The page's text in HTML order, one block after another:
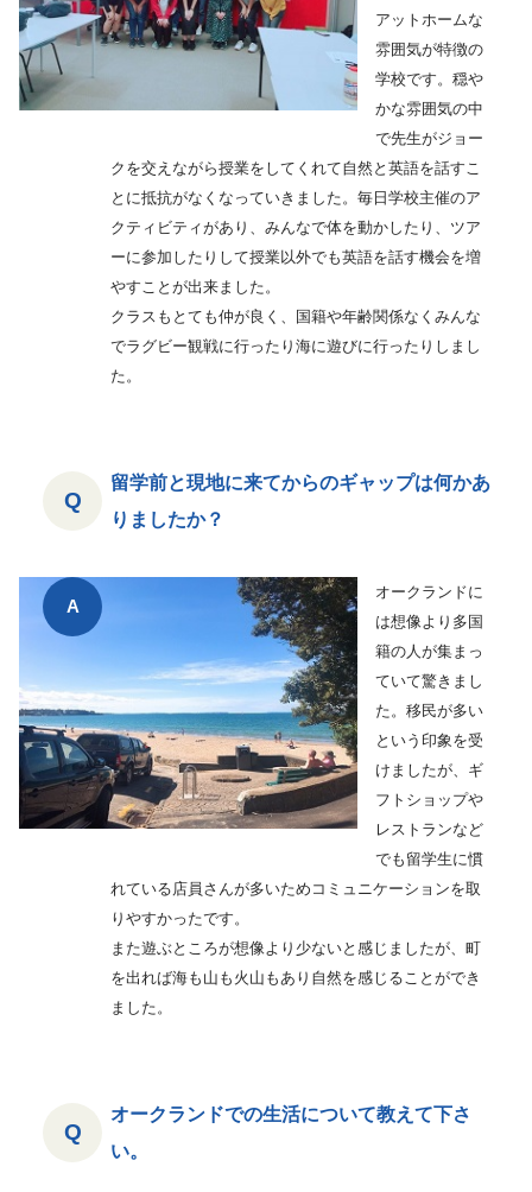
アットホームな
雰囲気が特徴の
学校です。穏や
かな雰囲気の中
で先生がジョー
クを交えながら授業をしてくれて自然と英語を話すこ
とに抵抗がなくなっていきました。毎日学校主催のア
クティビティがあり、みんなで体を動かしたり、ツア
ーに参加したりして授業以外でも英語を話す機会を増
やすことが出来ました。
クラスもとても仲が良く、国籍や年齢関係なくみんな
でラグビー観戦に行ったり海に遊びに行ったりしまし
た。
留学前と現地に来てからのギャップは何かあ
りましたか？
オークランドに
は想像より多国
籍の人が集まっ
ていて驚きまし
た。移民が多い
という印象を受
けましたが、ギ
フトショップや
レストランなど
でも留学生に慣
れている店員さんが多いためコミュニケーションを取
りやすかったです。
また遊ぶところが想像より少ないと感じましたが、町
を出れば海も山も火山もあり自然を感じることができ
ました。
オークランドでの生活について教えて下さ
い。